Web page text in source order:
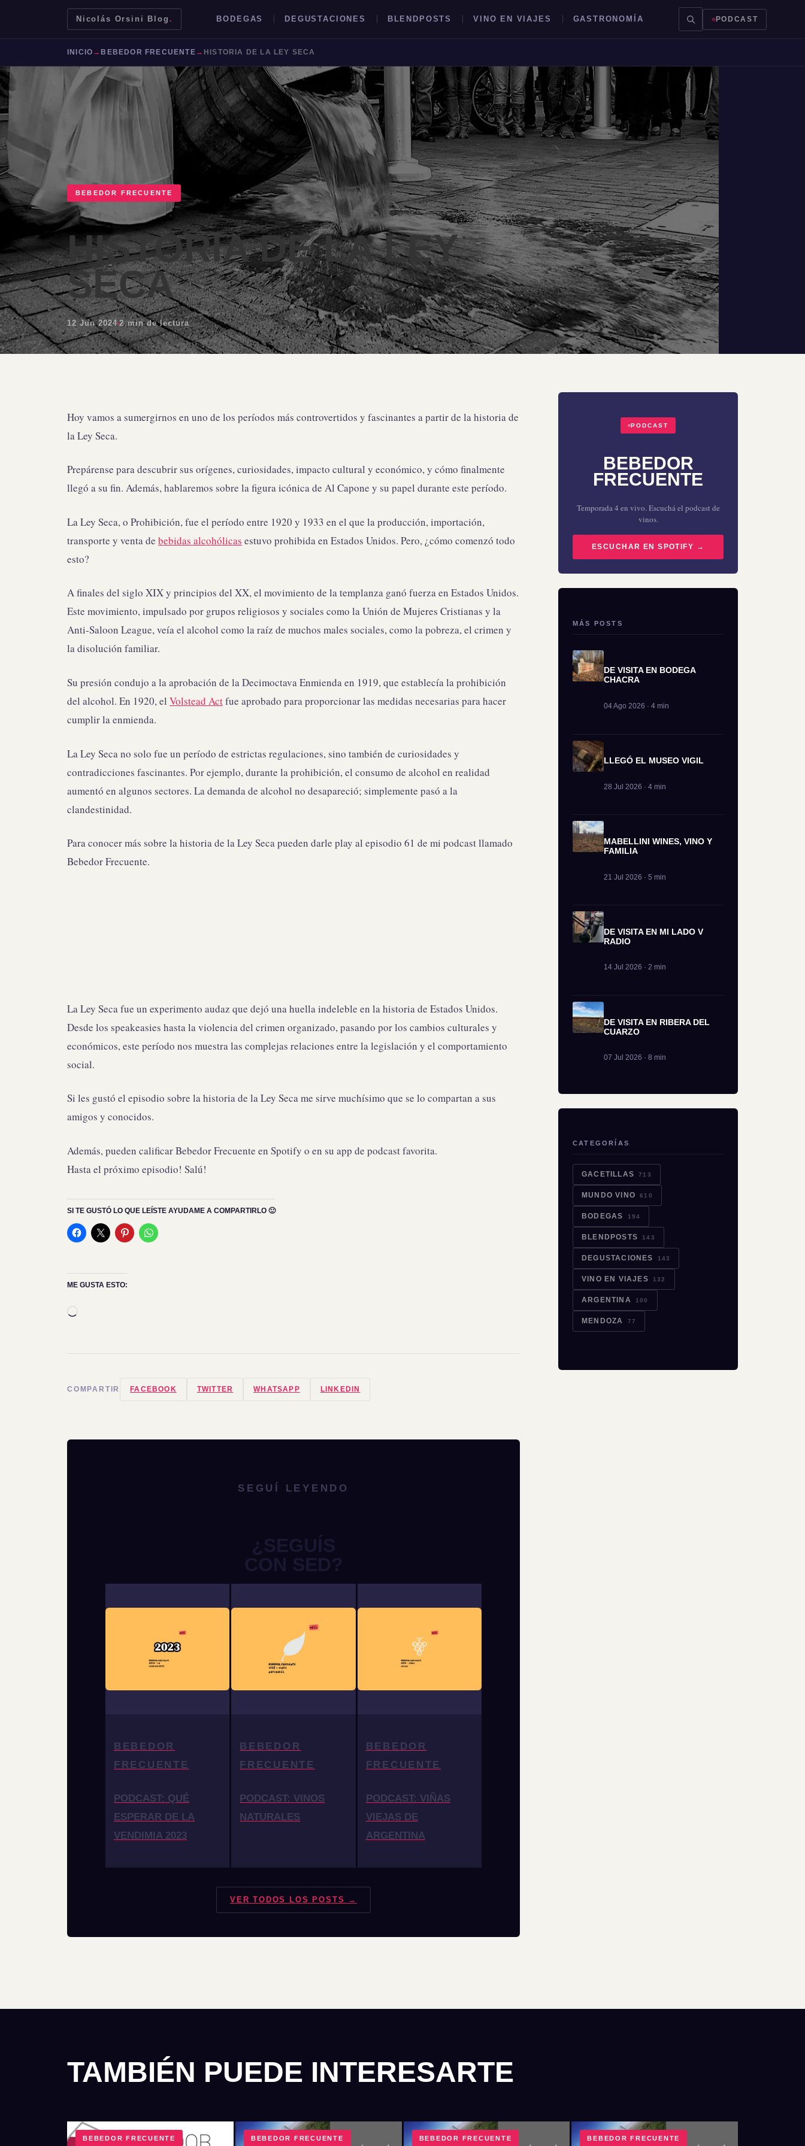
Nicolás Orsini Blog . BODEGAS DEGUSTACIONES BLENDPOSTS VINO EN VIAJES GASTRONOMÍA PODCAST
BUSCAR →
Mendoza Bodegas
INICIO → BEBEDOR FRECUENTE → HISTORIA DE LA LEY SECA
BEBEDOR FRECUENTE
HISTORIA DE LA LEY
SECA
12 Jun 2024 2 min de lectura
Hoy vamos a sumergirnos en uno de los períodos más controvertidos y fascinantes a partir de la historia de
la Ley Seca.
Prepárense para descubrir sus orígenes, curiosidades, impacto cultural y económico, y cómo finalmente
llegó a su fin. Además, hablaremos sobre la figura icónica de Al Capone y su papel durante este período.
La Ley Seca, o Prohibición, fue el período entre 1920 y 1933 en el que la producción, importación,
transporte y venta de bebidas alcohólicas estuvo prohibida en Estados Unidos. Pero, ¿cómo comenzó todo
esto?
A finales del siglo XIX y principios del XX, el movimiento de la templanza ganó fuerza en Estados Unidos.
Este movimiento, impulsado por grupos religiosos y sociales como la Unión de Mujeres Cristianas y la
Anti-Saloon League, veía el alcohol como la raíz de muchos males sociales, como la pobreza, el crimen y
la disolución familiar.
Su presión condujo a la aprobación de la Decimoctava Enmienda en 1919, que establecía la prohibición
del alcohol. En 1920, el Volstead Actfue aprobado para proporcionar las medidas necesarias para hacer
cumplir la enmienda.
La Ley Seca no solo fue un período de estrictas regulaciones, sino también de curiosidades y
contradicciones fascinantes. Por ejemplo, durante la prohibición, el consumo de alcohol en realidad
aumentó en algunos sectores. La demanda de alcohol no desapareció; simplemente pasó a la
clandestinidad.
Para conocer más sobre la historia de la Ley Seca pueden darle play al episodio 61 de mi podcast llamado
Bebedor Frecuente.
La Ley Seca fue un experimento audaz que dejó una huella indeleble en la historia de Estados Unidos.
Desde los speakeasies hasta la violencia del crimen organizado, pasando por los cambios culturales y
económicos, este período nos muestra las complejas relaciones entre la legislación y el comportamiento
social.
Si les gustó el episodio sobre la historia de la Ley Seca me sirve muchísimo que se lo compartan a sus
amigos y conocidos.
Además, pueden calificar Bebedor Frecuente en Spotify o en su app de podcast favorita.
Hasta el próximo episodio! Salú!
SI TE GUSTÓ LO QUE LEÍSTE AYUDAME A COMPARTIRLO 🙂
ME GUSTA ESTO:
COMPARTIR FACEBOOK TWITTER WHATSAPP LINKEDIN
SEGUÍ LEYENDO
¿SEGUÍS
CON SED?
BEBEDOR
FRECUENTE
PODCAST: QUÉ
ESPERAR DE LA
VENDIMIA 2023
BEBEDOR
FRECUENTE
PODCAST: VINOS
NATURALES
BEBEDOR
FRECUENTE
PODCAST: VIÑAS
VIEJAS DE
ARGENTINA
VER TODOS LOS POSTS →
PODCAST
BEBEDOR
FRECUENTE
Temporada 4 en vivo. Escuchá el podcast de
vinos.
ESCUCHAR EN SPOTIFY →
MÁS POSTS
DE VISITA EN BODEGA
CHACRA
04 Ago 2026 · 4 min
LLEGÓ EL MUSEO VIGIL
28 Jul 2026 · 4 min
MABELLINI WINES, VINO Y
FAMILIA
21 Jul 2026 · 5 min
DE VISITA EN MI LADO V
RADIO
14 Jul 2026 · 2 min
DE VISITA EN RIBERA DEL
CUARZO
07 Jul 2026 · 8 min
CATEGORÍAS
GACETILLAS 713
MUNDO VINO 610
BODEGAS 194
BLENDPOSTS 143
DEGUSTACIONES 143
VINO EN VIAJES 132
ARGENTINA 100
MENDOZA 77
TAMBIÉN PUEDE INTERESARTE
BEBEDOR FRECUENTE BEBEDOR FRECUENTE BEBEDOR FRECUENTE BEBEDOR FRECUENTE